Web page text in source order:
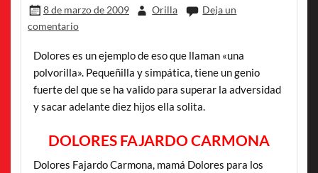
8 de marzo de 2009 Orilla
Deja un
comentario
Dolores es un ejemplo de eso que llaman «una
polvorilla». Pequeñilla y simpática, tiene un genio
fuerte del que se ha valido para superar la adversidad
y sacar adelante diez hijos ella solita.
DOLORES FAJARDO CARMONA
Dolores Fajardo Carmona, mamá Dolores para los